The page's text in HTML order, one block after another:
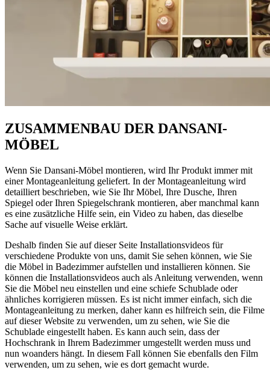
ZUSAMMENBAU DER DANSANI-
MÖBEL
Wenn Sie Dansani-Möbel montieren, wird Ihr Produkt immer mit
einer Montageanleitung geliefert. In der Montageanleitung wird
detailliert beschrieben, wie Sie Ihr Möbel, Ihre Dusche, Ihren
Spiegel oder Ihren Spiegelschrank montieren, aber manchmal kann
es eine zusätzliche Hilfe sein, ein Video zu haben, das dieselbe
Sache auf visuelle Weise erklärt.
Deshalb finden Sie auf dieser Seite Installationsvideos für
verschiedene Produkte von uns, damit Sie sehen können, wie Sie
die Möbel in Badezimmer aufstellen und installieren können. Sie
können die Installationsvideos auch als Anleitung verwenden, wenn
Sie die Möbel neu einstellen und eine schiefe Schublade oder
ähnliches korrigieren müssen. Es ist nicht immer einfach, sich die
Montageanleitung zu merken, daher kann es hilfreich sein, die Filme
auf dieser Website zu verwenden, um zu sehen, wie Sie die
Schublade eingestellt haben. Es kann auch sein, dass der
Hochschrank in Ihrem Badezimmer umgestellt werden muss und
nun woanders hängt. In diesem Fall können Sie ebenfalls den Film
verwenden, um zu sehen, wie es dort gemacht wurde.